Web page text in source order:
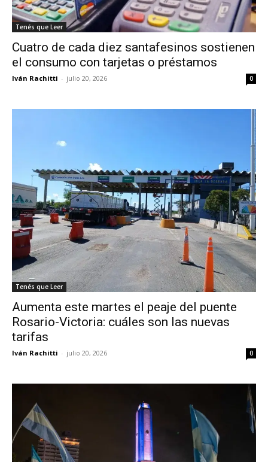
Tenés que Leer
Cuatro de cada diez santafesinos sostienen
el consumo con tarjetas o préstamos
Iván Rachitti - julio 20, 2026 0
Tenés que Leer
Aumenta este martes el peaje del puente
Rosario-Victoria: cuáles son las nuevas
tarifas
Iván Rachitti - julio 20, 2026 0